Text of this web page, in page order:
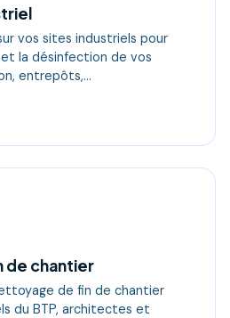
vos sites industriels pour
la désinfection de vos
entrepôts,…
de chantier
de fin de chantier
du BTP, architectes et